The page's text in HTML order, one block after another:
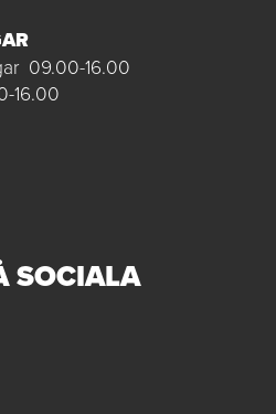
09.00-16.00
16.00
SOCIALA